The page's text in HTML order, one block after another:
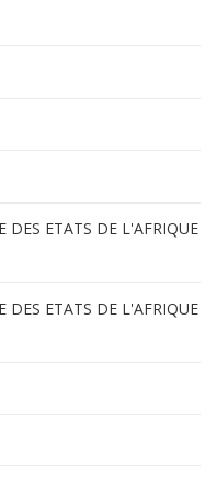
ETATS DE L'AFRIQUE
ETATS DE L'AFRIQUE